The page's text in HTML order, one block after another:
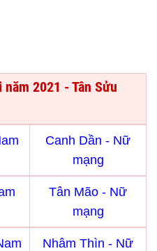
năm 2021 - Tân Sửu
Canh Dần - Nữ
mạng
Tân Mão - Nữ
mạng
Nhâm Thìn - Nữ